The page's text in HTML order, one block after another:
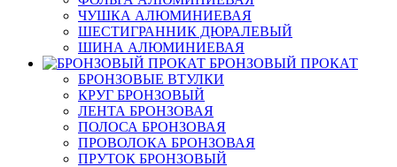
ЧУШКА АЛЮМИНИЕВАЯ
ШЕСТИГРАННИК ДЮРАЛЕВЫЙ
ШИНА АЛЮМИНИЕВАЯ
БРОНЗОВЫЙ ПРОКАТ
БРОНЗОВЫЕ ВТУЛКИ
КРУГ БРОНЗОВЫЙ
ЛЕНТА БРОНЗОВАЯ
ПОЛОСА БРОНЗОВАЯ
ПРОВОЛОКА БРОНЗОВАЯ
ПРУТОК БРОНЗОВЫЙ